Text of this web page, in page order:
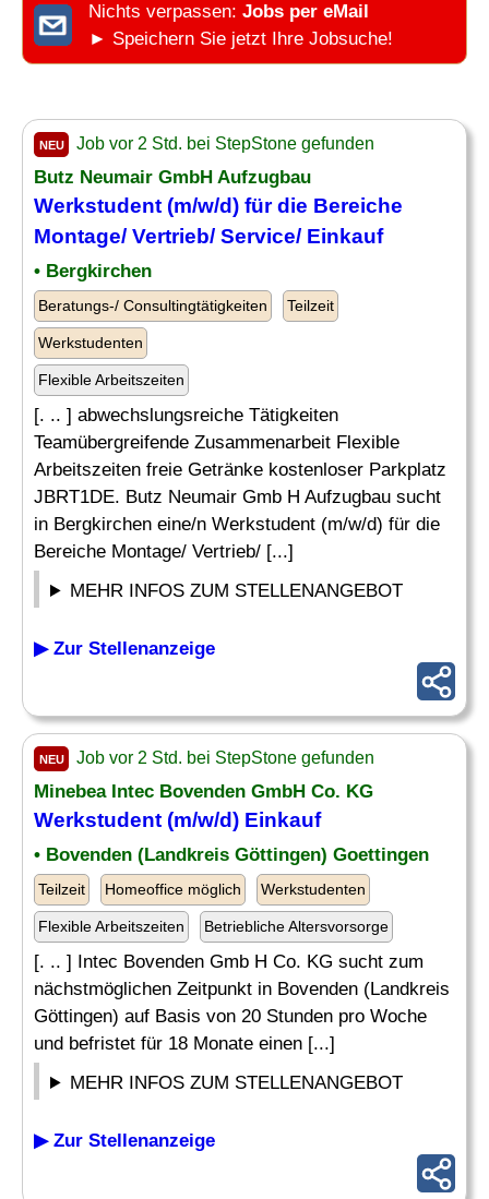
Nichts verpassen: Jobs per eMail
► Speichern Sie jetzt Ihre Jobsuche!
NEU Job vor 2 Std. bei StepStone gefunden
Butz Neumair GmbH Aufzugbau
Werkstudent (m/w/d) für die Bereiche
Montage/ Vertrieb/ Service/ Einkauf
• Bergkirchen
Beratungs-/ Consultingtätigkeiten Teilzeit
Werkstudenten
Flexible Arbeitszeiten
[. .. ] abwechslungsreiche Tätigkeiten
Teamübergreifende Zusammenarbeit Flexible
Arbeitszeiten freie Getränke kostenloser Parkplatz
JBRT1DE. Butz Neumair Gmb H Aufzugbau sucht
in Bergkirchen eine/n Werkstudent (m/w/d) für die
Bereiche Montage/ Vertrieb/ [...]
MEHR INFOS ZUM STELLENANGEBOT
▶ Zur Stellenanzeige
NEU Job vor 2 Std. bei StepStone gefunden
Minebea Intec Bovenden GmbH Co. KG
Werkstudent (m/w/d) Einkauf
• Bovenden (Landkreis Göttingen) Goettingen
Teilzeit Homeoffice möglich Werkstudenten
Flexible Arbeitszeiten Betriebliche Altersvorsorge
[. .. ] Intec Bovenden Gmb H Co. KG sucht zum
nächstmöglichen Zeitpunkt in Bovenden (Landkreis
Göttingen) auf Basis von 20 Stunden pro Woche
und befristet für 18 Monate einen [...]
MEHR INFOS ZUM STELLENANGEBOT
▶ Zur Stellenanzeige